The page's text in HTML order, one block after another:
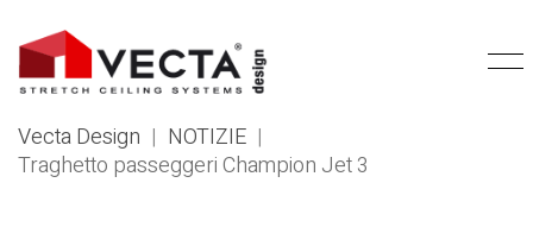
Vecta Design | NOTIZIE |
Traghetto passeggeri Champion Jet 3